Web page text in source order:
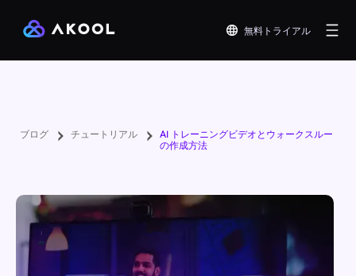
無料トライアル
ブログ チュートリアル
AI トレーニングビデオとウォークスルー
の作成方法